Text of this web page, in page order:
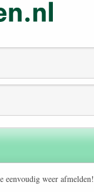
is dit
van de
worden
maar
zijn
in
eenvoudig weer afmelden!